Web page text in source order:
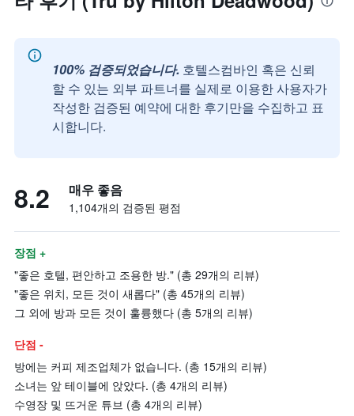
100% 검증되었습니다. 호텔스컴바인 혹은 신뢰
할 수 있는 외부 파트너를 실제로 이용한 사용자가
작성한 검증된 예약에 대한 후기만을 수집하고 표
시합니다.
8.2 매우 좋음
1,104개의 검증된 평점
장점 +
"좋은 호텔, 편안하고 조용한 방." (총 29개의 리뷰)
"좋은 위치, 모든 것이 새롭다" (총 45개의 리뷰)
그 외에 방과 모든 것이 훌륭했다 (총 5개의 리뷰)
단점 -
방에는 커피 제조업체가 없습니다. (총 15개의 리뷰)
소녀는 앞 테이블에 앉았다. (총 4개의 리뷰)
수영장 및 뜨거운 튜브 (총 4개의 리뷰)